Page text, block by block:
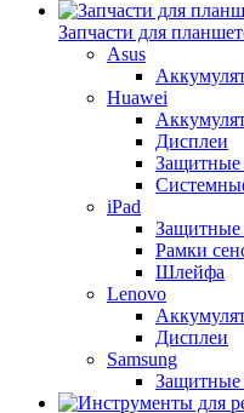
Запчасти для
Asus
Huawei
Дисплеи
Защитные
iPad
Защитные
Рамки
Шлейфа
Lenovo
Дисплеи
Samsung
Защитные